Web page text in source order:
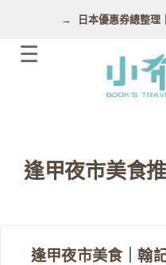
日本優惠券總整理
逢甲夜市美食
逢甲夜市美食｜翰